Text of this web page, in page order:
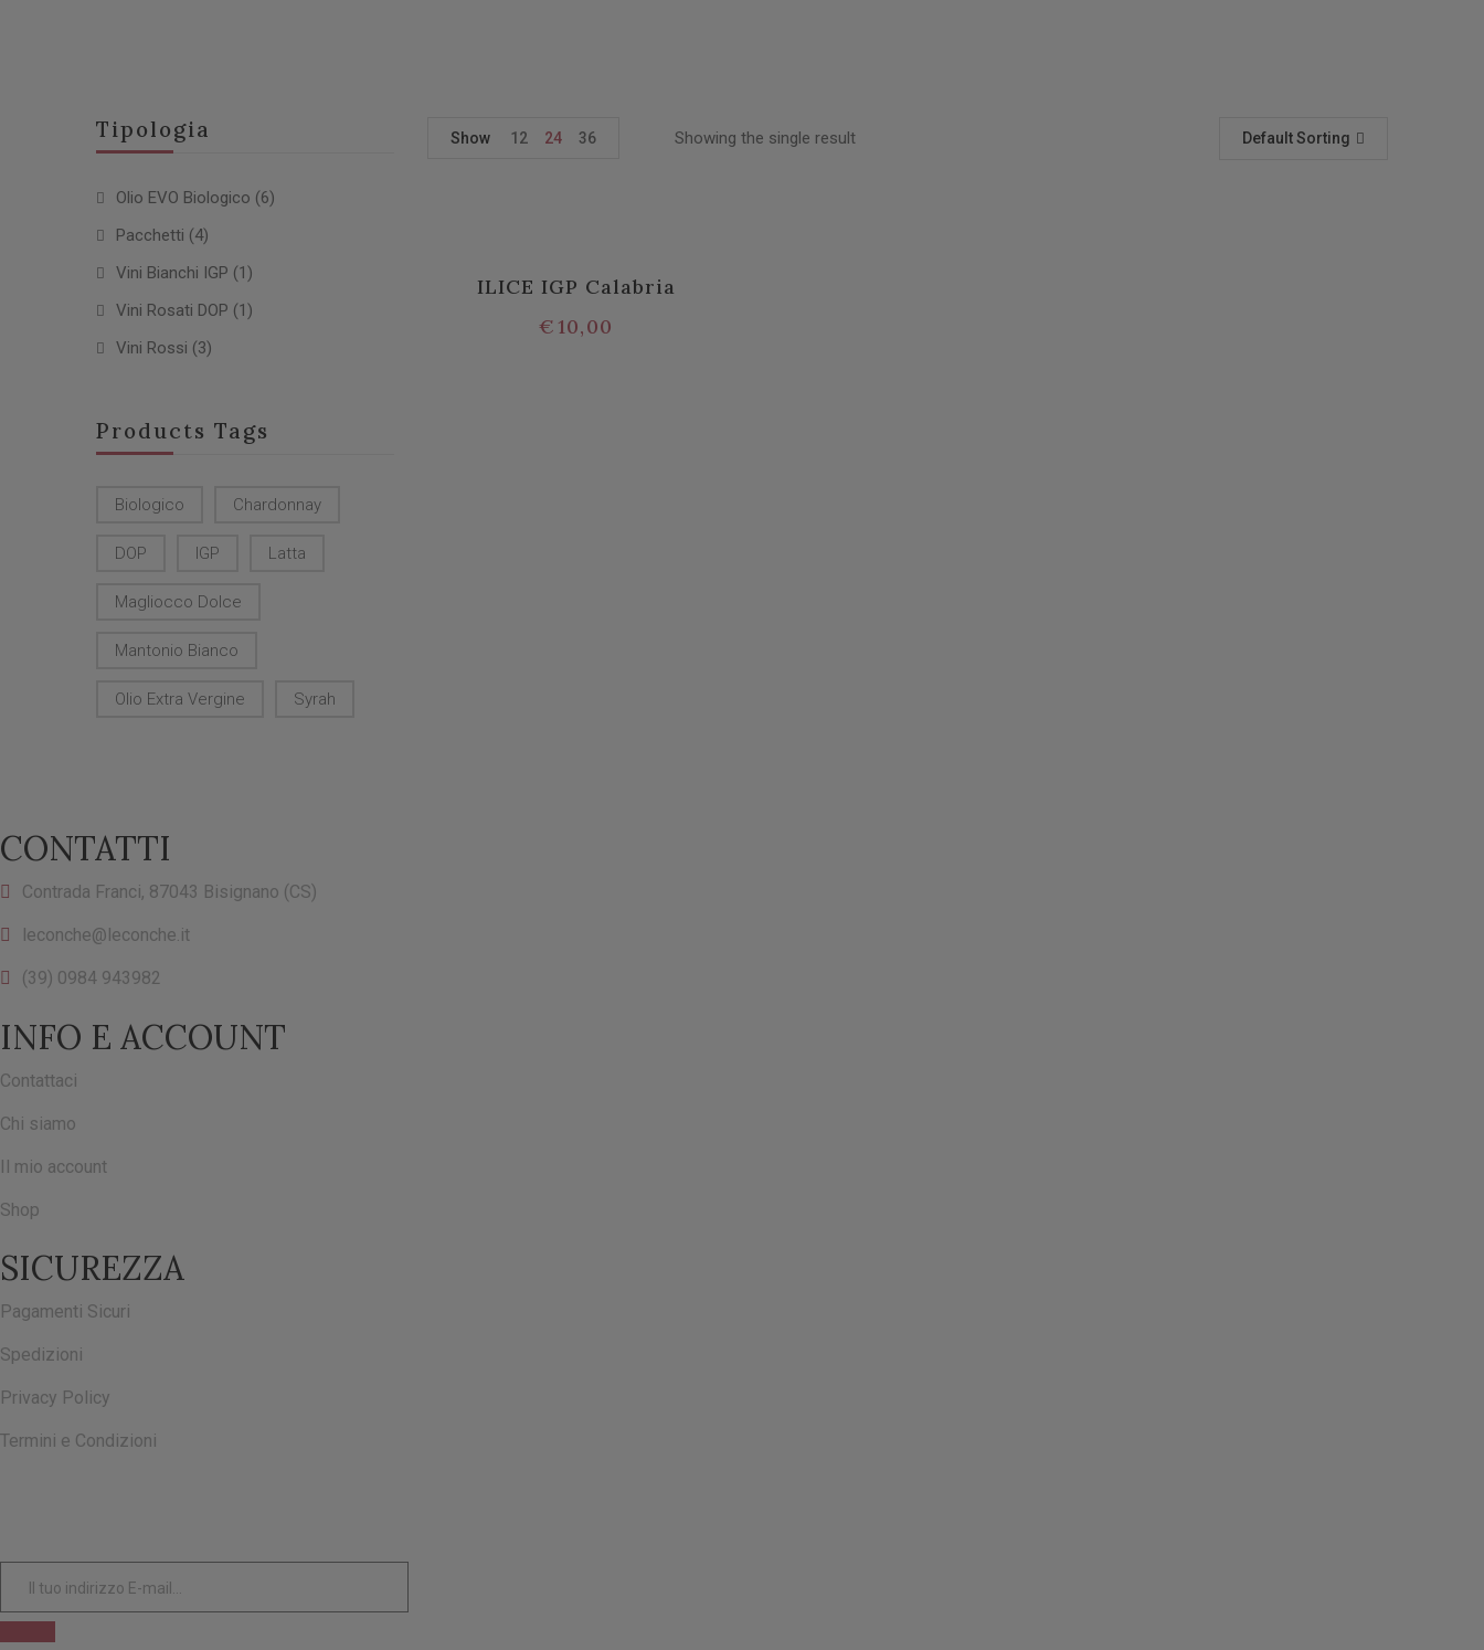
Tipologia
Olio EVO Biologico (6)
Pacchetti (4)
Vini Bianchi IGP (1)
Vini Rosati DOP (1)
Vini Rossi (3)
Products Tags
Biologico Chardonnay
DOP IGP Latta
Magliocco Dolce
Mantonio Bianco
Olio Extra Vergine Syrah
Showing the single result Default Sorting
Show 12 24 36
ILICE IGP Calabria
€ 10,00
CONTATTI
Contrada Franci, 87043 Bisignano (CS)
leconche@leconche.it
(39) 0984 943982
INFO E ACCOUNT
Contattaci
Chi siamo
Il mio account
Shop
SICUREZZA
Pagamenti Sicuri
Spedizioni
Privacy Policy
Termini e Condizioni